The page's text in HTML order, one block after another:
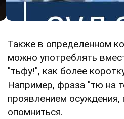
Также в определенном
можно употреблять
"тьфу!", как более
Например, фраза "тю на
проявлением
опомниться.